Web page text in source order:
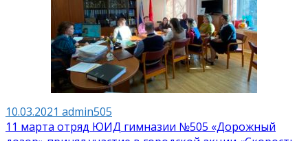
10.03.2021 admin505
Навигация
11 марта отряд ЮИД гимназии №505 «Дорожный